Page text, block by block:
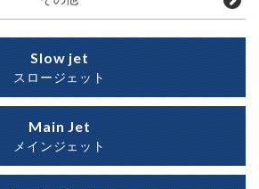
Slow jet
スロージェット
Main Jet
メインジェット